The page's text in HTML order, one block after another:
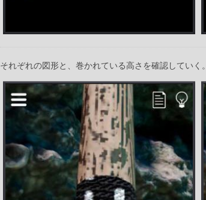
それぞれの図形と、巻かれている高さを確認していく。